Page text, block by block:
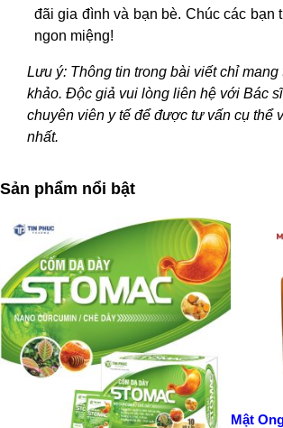
đãi gia đình và bạn bè. Chúc các bạn
ngon miệng!
Lưu ý: Thông tin trong bài viết chỉ mang
khảo. Độc giả vui lòng liên hệ với Bác
chuyên viên y tế để được tư vấn cụ thể
nhất.
Sản phẩm nổi bật
Mật